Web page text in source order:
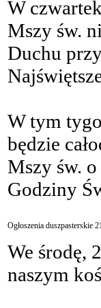
W
Mszy św.
Duchu
W tym
będzie
Mszy św.
Godziny
Ogłoszenia duszpasterskie
We środę,
naszym